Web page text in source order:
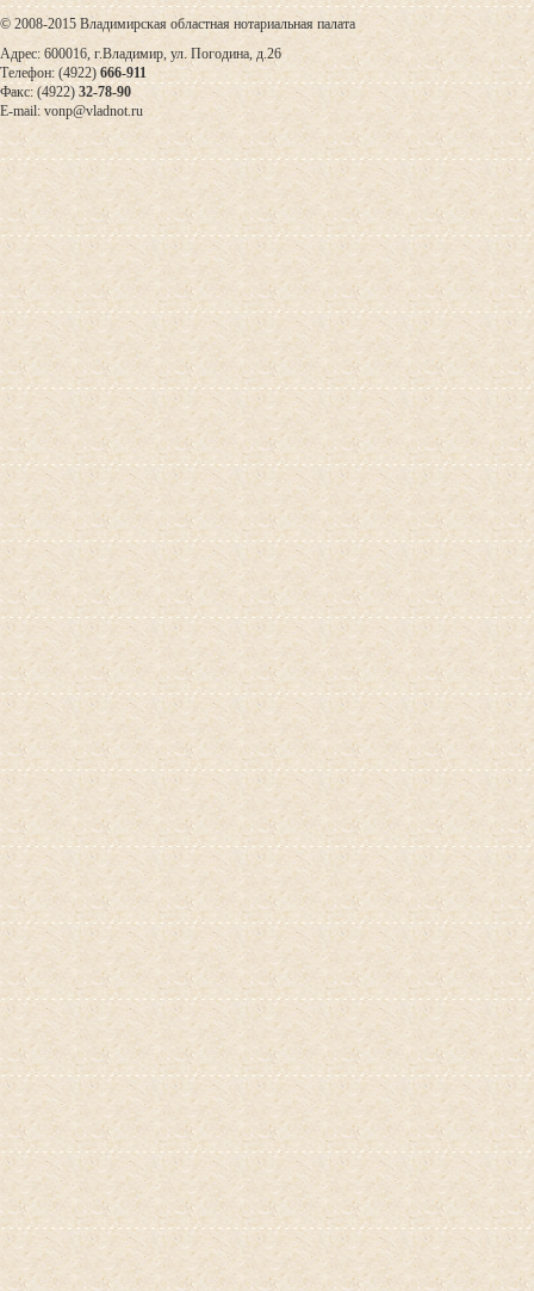
© 2008-2015 Владимирская областная нотариальная палата
Адрес: 600016, г.Владимир, ул. Погодина, д.26
Телефон: (4922) 666-911
Факс: (4922) 32-78-90
E-mail: vonp@vladnot.ru